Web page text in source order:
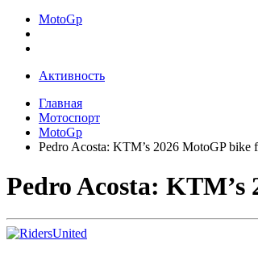
MotoGp
Активность
Главная
Мотоспорт
MotoGp
Pedro Acosta: KTM’s 2026 MotoGP
Pedro Acosta: